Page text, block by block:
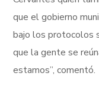
que el gobierno
bajo los protocolos
que la gente se
estamos”, comentó.